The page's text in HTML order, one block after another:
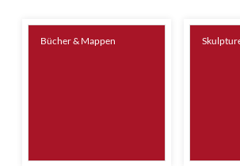
Bücher & Mappen